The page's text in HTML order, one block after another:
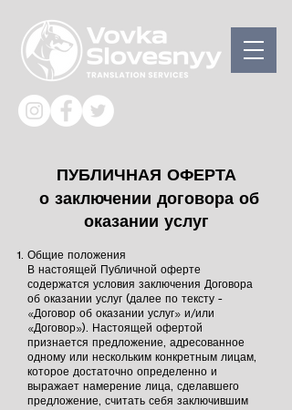
ПУБЛИЧНАЯ ОФЕРТА
о заключении договора об
оказании услуг
Общие положения
В настоящей Публичной оферте
содержатся условия заключения Договора
об оказании услуг (далее по тексту -
«Договор об оказании услуг» и/или
«Договор»). Настоящей офертой
признается предложение, адресованное
одному или нескольким конкретным лицам,
которое достаточно определенно и
выражает намерение лица, сделавшего
предложение, считать себя заключившим